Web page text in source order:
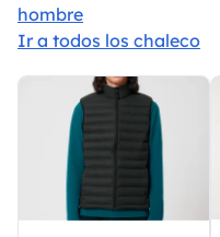
hombre
Ir a todos los chaleco